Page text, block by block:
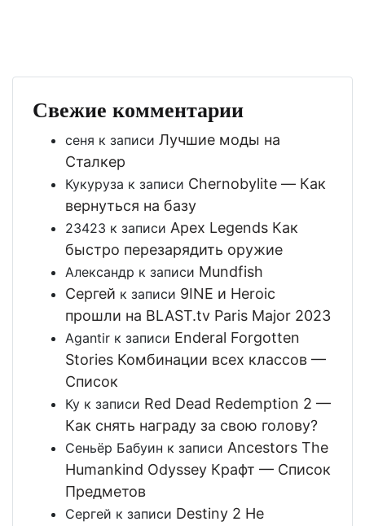
Свежие комментарии
сеня к записи Лучшие моды на
Сталкер
Кукуруза к записи Chernobylite — Как
вернуться на базу
23423 к записи Apex Legends Как
быстро перезарядить оружие
Александр к записи Mundfish
Сергей к записи 9INE и Heroic
прошли на BLAST.tv Paris Major 2023
Agantir к записи Enderal Forgotten
Stories Комбинации всех классов —
Список
Ку к записи Red Dead Redemption 2 —
Как снять награду за свою голову?
Сеньёр Бабуин к записи Ancestors The
Humankind Odyssey Крафт — Список
Предметов
Сергей к записи Destiny 2 Не